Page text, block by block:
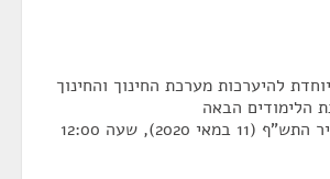
להיערכות מערכת החינוך והחינוך
הלימודים הבאה
2020), שעה 12:00